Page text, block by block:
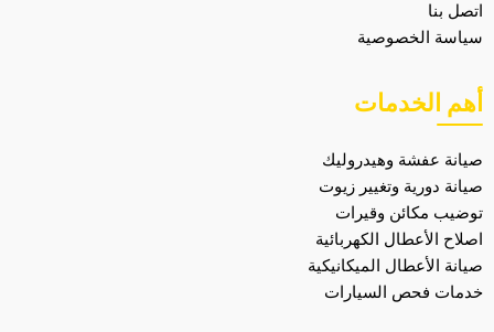
اتصل بنا
سياسة الخصوصية
أهم الخدمات
صيانة عفشة وهيدروليك
صيانة دورية وتغيير زيوت
توضيب مكائن وقيرات
اصلاح الأعطال الكهربائية
صيانة الأعطال الميكانيكية
خدمات فحص السيارات